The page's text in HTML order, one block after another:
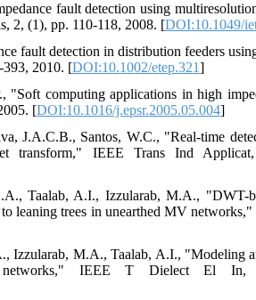
fault detection using
2, (1), pp. 110-118, 2008. [DOI:10.1049/
fault detection in distribution feeders
393, 2010. [DOI:10.1002/etep.321]
computing applications in high
[DOI:10.1016/j.epsr.2005.05.004]
J.A.C.B., Santos, W.C., "Real-time
transform," IEEE Trans Ind
Taalab, A.I., Izzularab, M.A., "DWT-
leaning trees in unearthed MV
Izzularab, M.A., Taalab, A.I., "Modeling
networks," IEEE T Dielect El